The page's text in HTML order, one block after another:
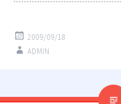
2009/09/18
ADMIN